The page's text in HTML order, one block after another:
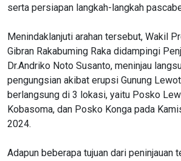
serta persiapan langkah-langkah
Menindaklanjuti arahan tersebut, Wakil
Gibran Rakabuming Raka didampingi
Dr.Andriko Noto Susanto, meninjau
pengungsian akibat erupsi Gunung
berlangsung di 3 lokasi, yaitu Posko
Kobasoma, dan Posko Konga pada
2024.
Adapun beberapa tujuan dari peninjauan